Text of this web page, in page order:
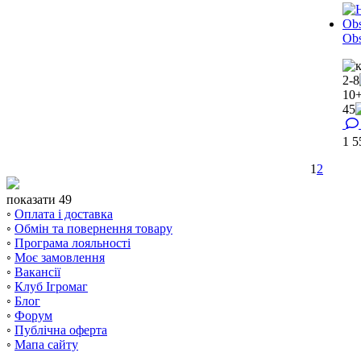
2-8
45
1
1 2
показати 49
◦ Оплата і доставка
◦ Обмін та повернення товару
◦ Програма лояльності
◦ Моє замовлення
◦ Вакансії
◦ Клуб Ігромаг
◦ Блог
◦ Форум
◦ Публічна оферта
◦ Мапа сайту